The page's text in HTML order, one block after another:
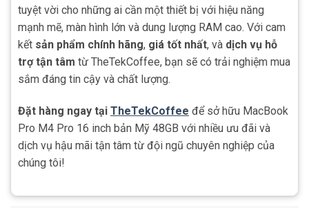
tuyệt vời cho những ai cần một thiết bị với hiệu năng
mạnh mẽ, màn hình lớn và dung lượng RAM cao. Với cam
kết sản phẩm chính hãng, giá tốt nhất, và dịch vụ hỗ
trợ tận tâm từ TheTekCoffee, bạn sẽ có trải nghiệm mua
sắm đáng tin cậy và chất lượng.
Đặt hàng ngay tại TheTekCoffee để sở hữu MacBook
Pro M4 Pro 16 inch bản Mỹ 48GB với nhiều ưu đãi và
dịch vụ hậu mãi tận tâm từ đội ngũ chuyên nghiệp của
chúng tôi!